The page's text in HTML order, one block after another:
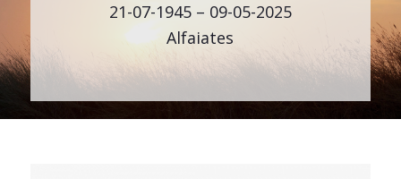
21-07-1945 – 09-05-2025
Alfaiates